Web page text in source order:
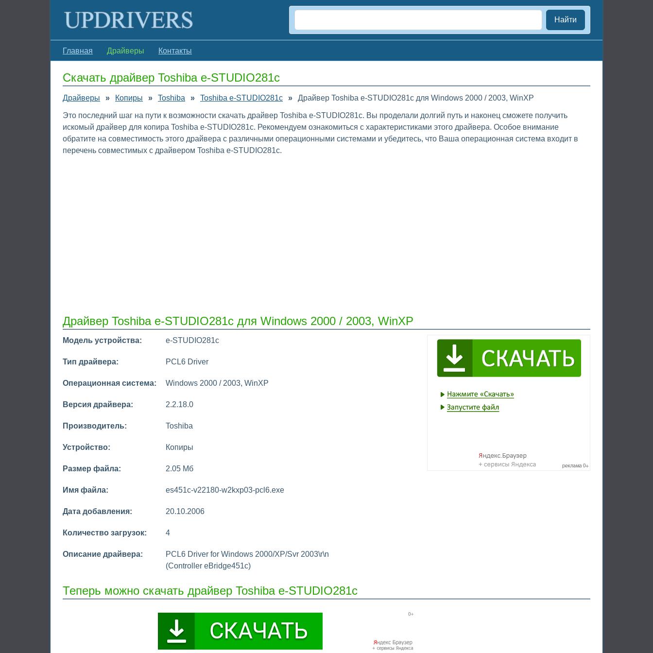
Найти
Главная Драйверы Контакты
Скачать драйвер Toshiba e-STUDIO281c
Драйверы » Копиры » Toshiba » Toshiba e-STUDIO281c » Драйвер Toshiba e-STUDIO281c для Windows 2000 / 2003, WinXP
Это последний шаг на пути к возможности скачать драйвер Toshiba e-STUDIO281c. Вы проделали долгий путь и наконец сможете получить
искомый драйвер для копира Toshiba e-STUDIO281c. Рекомендуем ознакомиться с характеристиками этого драйвера. Особое внимание
обратите на совместимость этого драйвера с различными операционными системами и убедитесь, что Ваша операционная система входит в
перечень совместимых с драйвером Toshiba e-STUDIO281c.
Драйвер Toshiba e-STUDIO281c для Windows 2000 / 2003, WinXP
Модель устройства: e-STUDIO281c
Тип драйвера: PCL6 Driver
Операционная система: Windows 2000 / 2003, WinXP
Версия драйвера: 2.2.18.0
Производитель: Toshiba
Устройство: Копиры
Размер файла: 2.05 Мб
Имя файла: es451c-v22180-w2kxp03-pcl6.exe
Дата добавления: 20.10.2006
Количество загрузок: 4
Описание драйвера:
PCL6 Driver for Windows 2000/XP/Svr 2003\r\n
(Controller eBridge451c)
Теперь можно скачать драйвер Toshiba e-STUDIO281c